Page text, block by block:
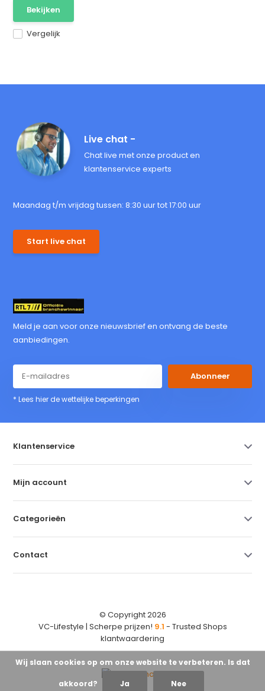
Vergelijk
Bekijken
Live chat -
Chat live met onze product en
klantenservice experts
Maandag t/m vrijdag tussen: 8:30 uur tot 17:00 uur
Start live chat
Meld je aan voor onze nieuwsbrief en ontvang de beste
aanbiedingen.
Abonneer
* Lees hier de wettelijke beperkingen
Klantenservice
Mijn account
Categorieën
Contact
© Copyright 2026
VC-Lifestyle | Scherpe prijzen! 9.1 - Trusted Shops
klantwaardering
Wij slaan cookies op om onze website te verbeteren. Is dat
akkoord? Ja Nee